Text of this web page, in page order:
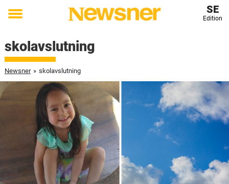
Toggle
SE
Edition
skolavslutning
Newsner » skolavslutning